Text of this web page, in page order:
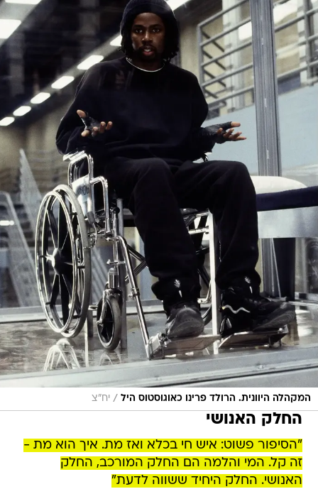
המקהלה היוונית. הרולד פרינו כאוגוסטוס היל / יח"צ
החלק האנושי
"הסיפור פשוט: איש חי בכלא ואז מת. איך הוא מת -
זה קל. המי והלמה הם החלק המורכב, החלק
האנושי. החלק היחיד ששווה לדעת"